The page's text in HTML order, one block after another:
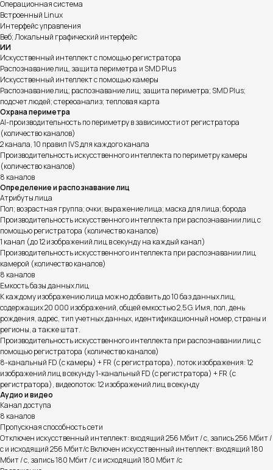
Операционная система
Встроенный Linux
Интерфейс управления
Веб; Локальный графический интерфейс
ИИ
Искусственный интеллект с помощью регистратора
Распознавание лиц, защита периметра и SMD Plus
Искусственный интеллект с помощью камеры
Распознавание лиц; распознавание лиц; защита периметра; SMD Plus;
подсчет людей; стереоанализ; тепловая карта
Охрана периметра
AI-производительность по периметру в зависимости от регистратора
(количество каналов)
2 канала, 10 правил IVS для каждого канала
Производительность искусственного интеллекта по периметру камеры
(количество каналов)
8 каналов
Определение и распознавание лиц
Атрибуты лица
Пол; возрастная группа; очки; выражение лица; маска для лица; борода
Производительность искусственного интеллекта при распознавании лиц с
помощью регистратора (количество каналов)
1 канал (до 12 изображений лиц в секунду на каждый канал)
Производительность искусственного интеллекта при распознавании лиц
камерой (количество каналов)
8 каналов
Емкость базы данных лиц
К каждому изображению лица можно добавить до 10 баз данных лиц,
содержащих 20 000 изображений, общей емкостью 2,5 G. Имя, пол, день
рождения, адрес, тип учетных данных, идентификационный номер, страны и
регионы, а также штат.
Производительность искусственного интеллекта при распознавании лиц с
помощью регистратора (количество каналов)
8-канальный FD (с камеры) + FR (с регистратора), поток изображения: 12
изображений лиц в секунду 1-канальный FD (с регистратора) + FR (с
регистратора), видеопоток: 12 изображений лиц в секунду
Аудио и видео
Канал доступа
8 каналов
Пропускная способность сети
Отключен искусственный интеллект: входящий 256 Мбит / с, запись 256 Мбит /
с и исходящий 256 Мбит/с Включен искусственный интеллект: входящий 180
Мбит / с, запись 180 Мбит / с и исходящий 180 Мбит /с